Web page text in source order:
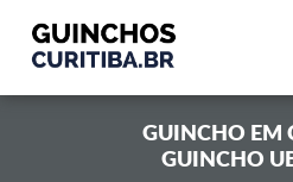
GUINCHO EM
GUINCHO